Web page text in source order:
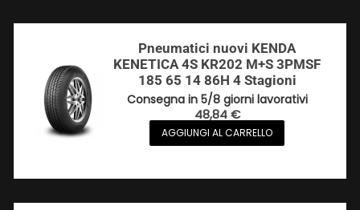
Pneumatici nuovi KENDA
KENETICA 4S KR202 M+S 3PMSF
185 65 14 86H 4 Stagioni
Consegna in 5/8 giorni lavorativi
48,84€
AGGIUNGI AL CARRELLO